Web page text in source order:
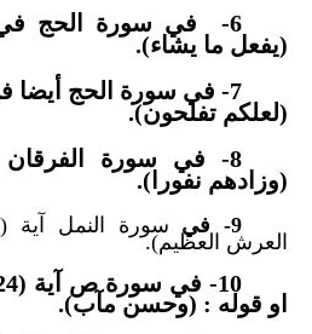
6-
(يفعل ما يشاء).
(لعلكم تفلحون).
(وزادهم نفورا).
9- في
العرش العظيم).
او قوله : (وحسن مآب).